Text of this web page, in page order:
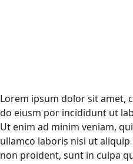
Lorem ipsum dolor sit amet,
do eiusm por incididunt ut
Ut enim ad minim veniam,
ullamco laboris nisi ut
non proident, sunt in culpa